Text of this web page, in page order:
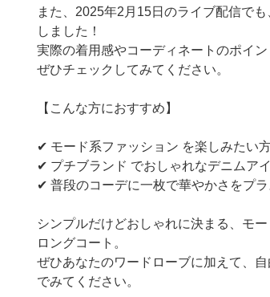
また、2025年2月15日のライブ配信でも
しました！
実際の着用感やコーディネートのポイン
ぜひチェックしてみてください。
【こんな方におすすめ】
✔︎ モード系ファッション を楽しみたい
✔︎ プチブランド でおしゃれなデニムア
✔︎ 普段のコーデに一枚で華やかさをプ
シンプルだけどおしゃれに決まる、モ
ロングコート。
ぜひあなたのワードローブに加えて、
でみてください。